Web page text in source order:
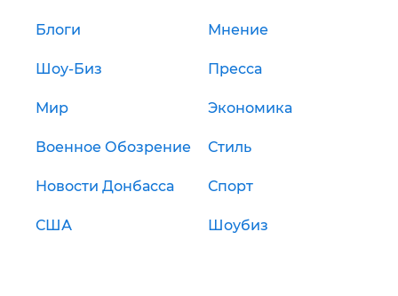
Блоги Мнение
Шоу-Биз Пресса
Мир Экономика
Военное Обозрение Стиль
Новости Донбасса Спорт
США Шоубиз